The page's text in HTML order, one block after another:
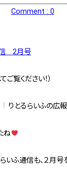
Comment : 0
信 2月号
ご覧ください！）
りとるらいふの広
ね
いふ通信も、２月